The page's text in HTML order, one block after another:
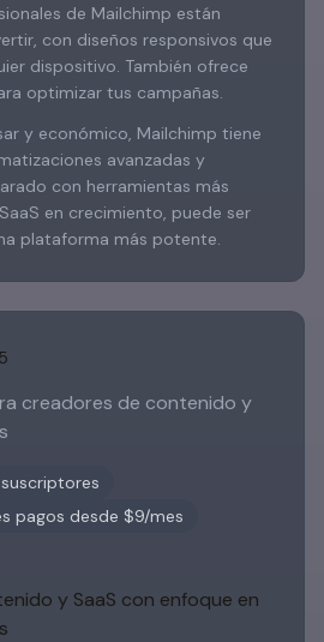
de Mailchimp están
con diseños responsivos que
dispositivo. También ofrece
optimizar tus campañas.
y económico, Mailchimp tiene
avanzadas y
con herramientas más
en crecimiento, puede ser
plataforma más potente.
creadores de contenido y
pagos desde $9/mes
y SaaS con enfoque en